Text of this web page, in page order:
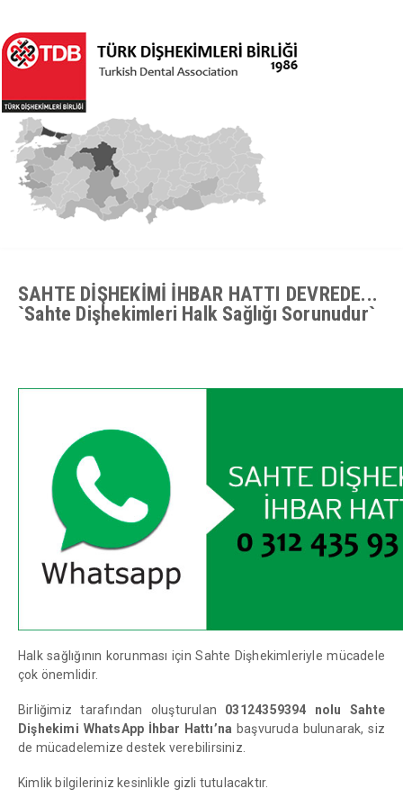
SAHTE DİŞHEKİMİ İHBAR HATTI DEVREDE...
`Sahte Dişhekimleri Halk Sağlığı Sorunudur`
Halk sağlığının korunması için Sahte Dişhekimleriyle mücadele
çok önemlidir.
Birliğimiz tarafından oluşturulan 03124359394 nolu Sahte
Dişhekimi WhatsApp İhbar Hattı’na başvuruda bulunarak, siz
de mücadelemize destek verebilirsiniz.
Kimlik bilgileriniz kesinlikle gizli tutulacaktır.